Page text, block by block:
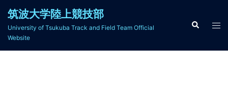
筑波大学陸上競技部
University of Tsukuba Track and Field Team Official
Website
検
索
ト
ル